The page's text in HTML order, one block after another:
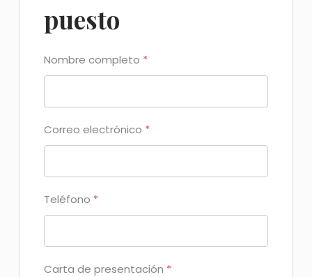
puesto
Nombre completo *
Correo electrónico *
Teléfono *
Carta de presentación *